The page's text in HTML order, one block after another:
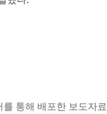
를 통해 배포한 보도자